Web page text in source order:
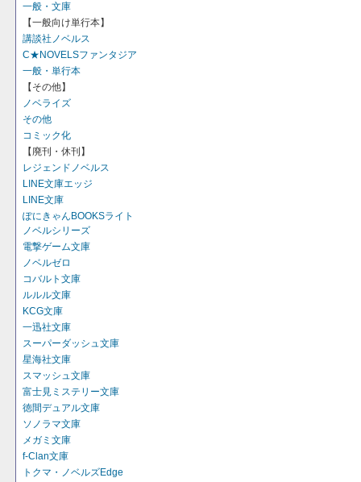
一般・文庫
【一般向け単行本】
講談社ノベルス
C★NOVELSファンタジア
一般・単行本
【その他】
ノベライズ
その他
コミック化
【廃刊・休刊】
レジェンドノベルス
LINE文庫エッジ
LINE文庫
ぽにきゃんBOOKSライト
ノベルシリーズ
電撃ゲーム文庫
ノベルゼロ
コバルト文庫
ルルル文庫
KCG文庫
一迅社文庫
スーパーダッシュ文庫
星海社文庫
スマッシュ文庫
富士見ミステリー文庫
徳間デュアル文庫
ソノラマ文庫
メガミ文庫
f-Clan文庫
トクマ・ノベルズEdge